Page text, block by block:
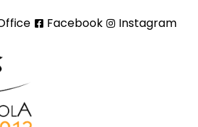
Facebook Instagram